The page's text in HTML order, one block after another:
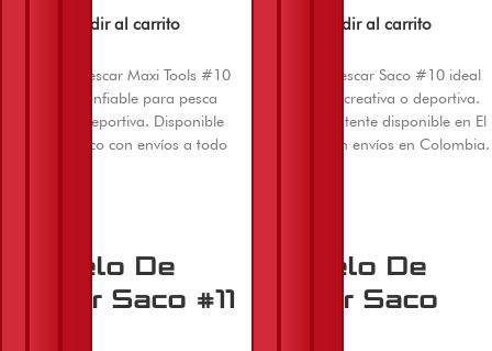
Añadir al carrito
Anzuelo de pescar Maxi Tools #10
resistente y confiable para pesca
recreativa o deportiva. Disponible
en El Machetico con envíos a todo
Añadir al carrito
Anzuelo de pescar Saco #10 ideal
para pesca recreativa o deportiva.
Producto resistente disponible en El
Machetico con envíos en Colombia.
Anzuelo De
Pescar Saco #11
Anzuelo De
Pescar Saco